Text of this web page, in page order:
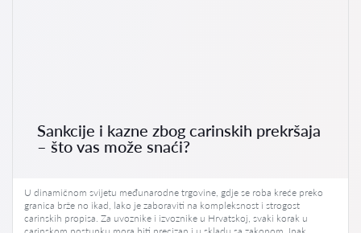
Sankcije i kazne zbog carinskih prekršaja
– što vas može snaći?
U dinamičnom svijetu međunarodne trgovine, gdje se roba kreće preko
granica brže no ikad, lako je zaboraviti na kompleksnost i strogost
carinskih propisa. Za uvoznike i izvoznike u Hrvatskoj, svaki korak u